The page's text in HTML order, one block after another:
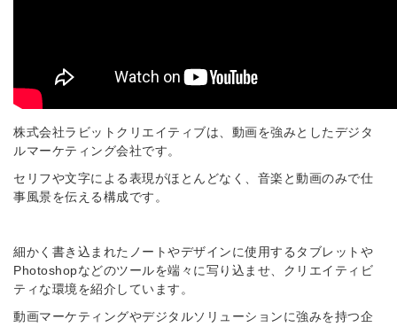
株式会社ラビットクリエイティブは、動画を強みとしたデジタ
ルマーケティング会社です。
セリフや文字による表現がほとんどなく、音楽と動画のみで仕
事風景を伝える構成です。
細かく書き込まれたノートやデザインに使用するタブレットや
Photoshopなどのツールを端々に写り込ませ、クリエイティビ
ティな環境を紹介しています。
動画マーケティングやデジタルソリューションに強みを持つ企
なたの許可なく投稿すること
はありません
はありません